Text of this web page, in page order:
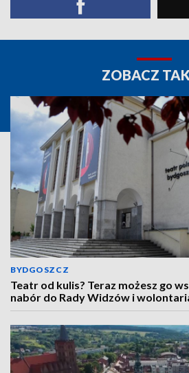
ZOBACZ
BYDGOSZCZ
Teatr od kulis? Teraz możesz go
nabór do Rady Widzów i